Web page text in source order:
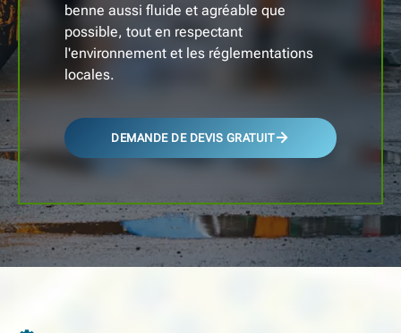
benne aussi fluide et agréable que
possible, tout en respectant
l'environnement et les réglementations
locales.
DEMANDE DE DEVIS GRATUIT